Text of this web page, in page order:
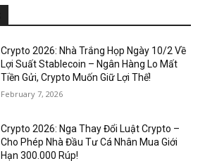
Crypto 2026: Nhà Trắng Họp Ngày 10/2 Về
Lợi Suất Stablecoin – Ngân Hàng Lo Mất
Tiền Gửi, Crypto Muốn Giữ Lợi Thế!
February 7, 2026
Crypto 2026: Nga Thay Đổi Luật Crypto –
Cho Phép Nhà Đầu Tư Cá Nhân Mua Giới
Hạn 300.000 Rúp!